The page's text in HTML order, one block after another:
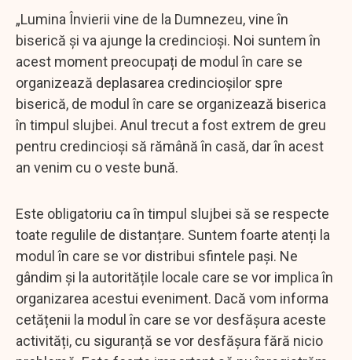
„Lumina Învierii vine de la Dumnezeu, vine în
biserică și va ajunge la credincioși. Noi suntem în
acest moment preocupați de modul în care se
organizează deplasarea credincioșilor spre
biserică, de modul în care se organizează biserica
în timpul slujbei. Anul trecut a fost extrem de greu
pentru credincioși să rămână în casă, dar în acest
an venim cu o veste bună.
Este obligatoriu ca în timpul slujbei să se respecte
toate regulile de distanțare. Suntem foarte atenți la
modul în care se vor distribui sfintele pași. Ne
gândim și la autoritățile locale care se vor implica în
organizarea acestui eveniment. Dacă vom informa
cetățenii la modul în care se vor desfășura aceste
activități, cu siguranță se vor desfășura fără nicio